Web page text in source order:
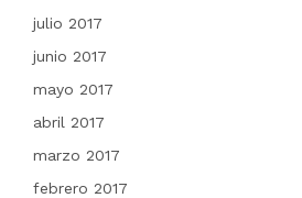
julio 2017
junio 2017
mayo 2017
abril 2017
marzo 2017
febrero 2017